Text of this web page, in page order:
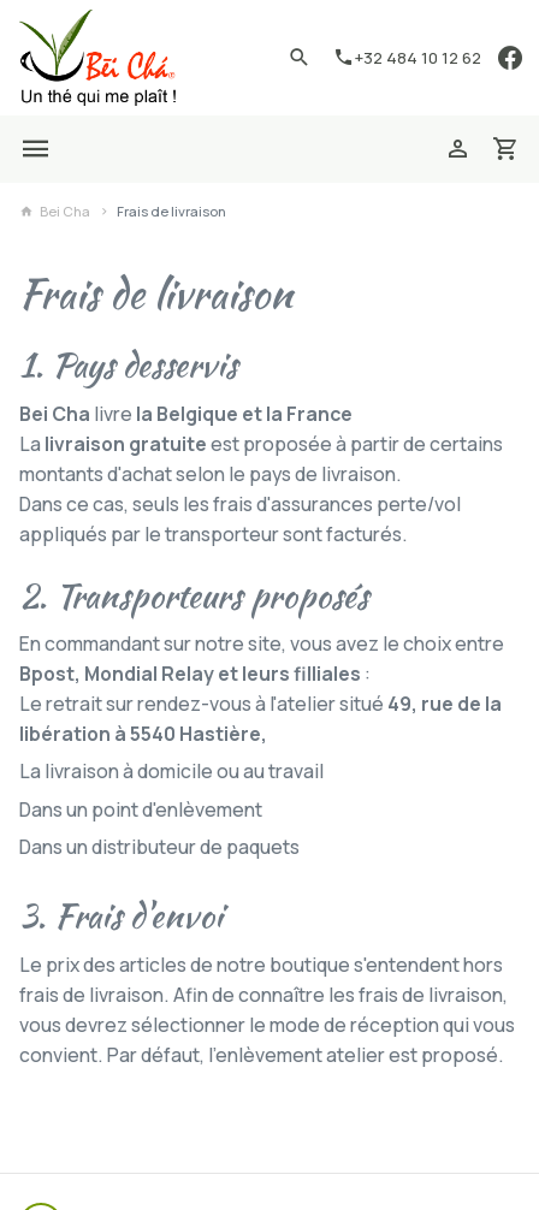
+32 484 10 12 62
Bei Cha Frais de livraison
Frais de livraison
1. Pays desservis
Bei Cha livre la Belgique et la France
La livraison gratuiteest proposée à partir de certains
montants d'achat selon le pays de livraison.
Dans ce cas, seuls les frais d'assurances perte/vol
appliqués par le transporteur sont facturés.
2. Transporteurs proposés
En commandant sur notre site, vous avez le choix entre
Bpost, Mondial Relay et leurs filliales :
Le retrait sur rendez-vous à l'atelier situé 49, rue de la
libération à 5540 Hastière,
La livraison à domicile ou au travail
Dans un point d'enlèvement
Dans un distributeur de paquets
3. Frais d'envoi
Le prix des articles de notre boutique s'entendent hors
frais de livraison. Afin de connaître les frais de livraison,
vous devrez sélectionner le mode de réception qui vous
convient. Par défaut, l'enlèvement atelier est proposé.